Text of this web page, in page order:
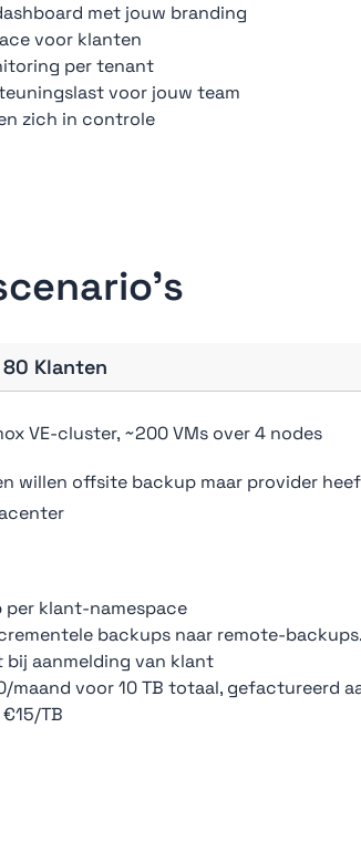
met jouw branding
voor klanten
per tenant
voor jouw team
zich in controle
Klanten
VE-cluster, ~200 VMs over 4 nodes
willen offsite backup maar provider
per klant-namespace
backups naar remote-
bij aanmelding van klant
maand voor 10 TB totaal, gefactureerd
TB